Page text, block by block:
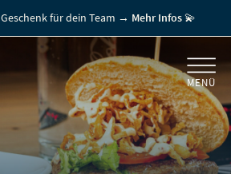
+
+
für dein Team → Mehr Infos💫
MENÜ